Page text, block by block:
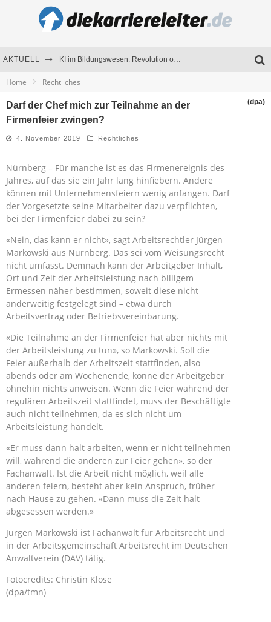
AKTUELL KI im Bildungswesen: Revolution oder Risiko für Schulen und Universitäten?
Seminare als Motivationsmotor – Wie Weiterbildung Mitarbeiter nachhaltig begeistert
Home Rechtliches
Darf der Chef mich zur Teilnahme an der
Firmenfeier zwingen?
(dpa)
4. November 2019 Rechtliches
Nürnberg – Für manche ist es das Firmenereignis des
Jahres, auf das sie ein Jahr lang hinfiebern. Andere
können mit Unternehmensfeiern wenig anfangen. Darf
der Vorgesetzte seine Mitarbeiter dazu verpflichten,
bei der Firmenfeier dabei zu sein?
«Nein, das kann er nicht», sagt Arbeitsrechtler Jürgen
Markowski aus Nürnberg. Das sei vom Weisungsrecht
nicht umfasst. Demnach kann der Arbeitgeber Inhalt,
Ort und Zeit der Arbeitsleistung nach billigem
Ermessen näher bestimmen, soweit diese nicht
anderweitig festgelegt sind – etwa durch
Arbeitsvertrag oder Betriebsvereinbarung.
«Die Teilnahme an der Firmenfeier hat aber nichts mit
der Arbeitsleistung zu tun», so Markowski. Soll die
Feier außerhalb der Arbeitszeit stattfinden, also
abends oder am Wochenende, könne der Arbeitgeber
ohnehin nichts anweisen. Wenn die Feier während der
regulären Arbeitszeit stattfindet, muss der Beschäftigte
auch nicht teilnehmen, da es sich nicht um
Arbeitsleistung handelt.
«Er muss dann halt arbeiten, wenn er nicht teilnehmen
will, während die anderen zur Feier gehen», so der
Fachanwalt. Ist die Arbeit nicht möglich, weil alle
anderen feiern, besteht aber kein Anspruch, früher
nach Hause zu gehen. «Dann muss die Zeit halt
abgesessen werden.»
Jürgen Markowski ist Fachanwalt für Arbeitsrecht und
in der Arbeitsgemeinschaft Arbeitsrecht im Deutschen
Anwaltverein (DAV) tätig.
Fotocredits: Christin Klose
(dpa/tmn)